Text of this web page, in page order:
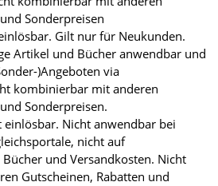
Sonderpreisen
Gilt nur für Neukunden.
Artikel und Bücher anwendbar und
)Angeboten via
kombinierbar mit anderen
Sonderpreisen.
Nicht anwendbar bei
nicht auf
und Versandkosten. Nicht
Gutscheinen, Rabatten und